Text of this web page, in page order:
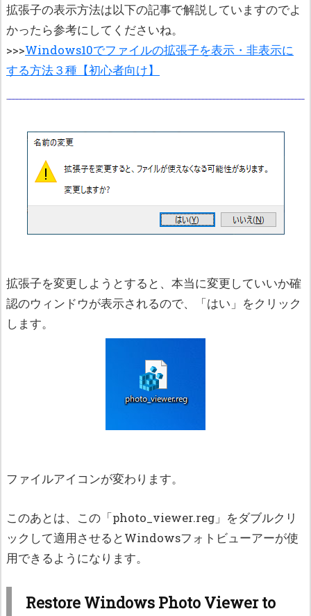
拡張子の表示方法は以下の記事で解説していますのでよ
かったら参考にしてくださいね。
>>>Windows10でファイルの拡張子を表示・非表示に
する方法３種【初心者向け】
拡張子を変更しようとすると、本当に変更していいか確
認のウィンドウが表示されるので、「はい」をクリック
します。
ファイルアイコンが変わります。
このあとは、この「photo_viewer.reg」をダブルクリ
ックして適用させるとWindowsフォトビューアーが使
用できるようになります。
Restore Windows Photo Viewer to